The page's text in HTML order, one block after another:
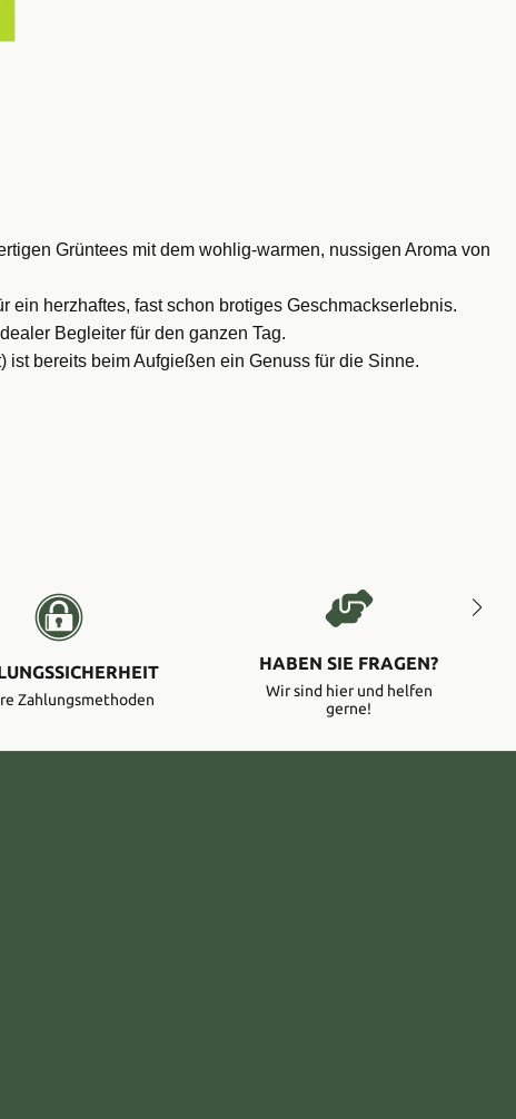
Grüntees mit dem wohlig-warmen, nussigen Aroma von
ein herzhaftes, fast schon brotiges Geschmackserlebnis.
Begleiter für den ganzen Tag.
ist bereits beim Aufgießen ein Genuss für die Sinne.
Zahlungsmethoden
HABEN SIE FRAGEN?
Wir sind hier und helfen
gerne!